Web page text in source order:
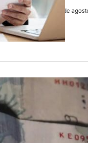
by Redação 3 de
Dívidas
Decreto nº